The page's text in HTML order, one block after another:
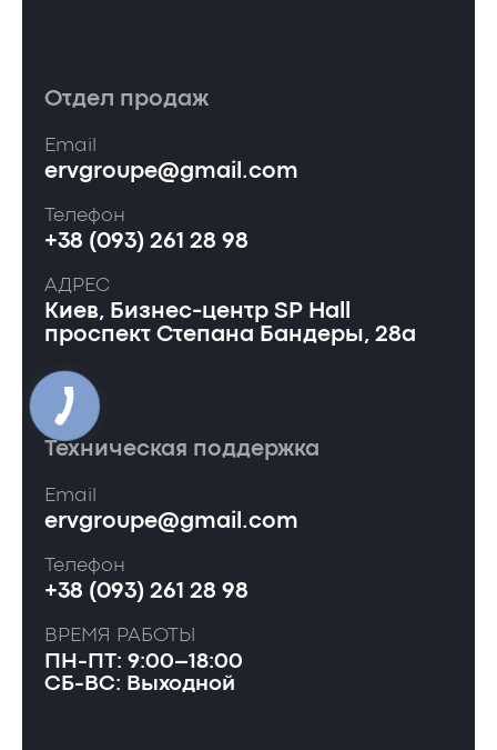
Отдел продаж
Email
ervgroupe@gmail.com
Телефон
+38 (093) 261 28 98
АДРЕС
Киев, Бизнес-центр SP Hall
проспект Степана Бандеры, 28а
Техническая поддержка
Email
ervgroupe@gmail.com
Телефон
+38 (093) 261 28 98
ВРЕМЯ РАБОТЫ
ПН-ПТ: 9:00–18:00
СБ-ВС: Выходной